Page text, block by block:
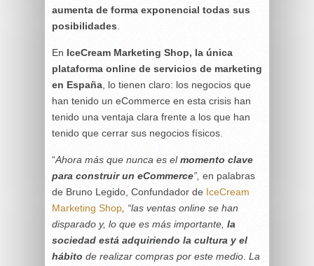
aumenta de forma exponencial todas sus
posibilidades
En IceCream Marketing Shop, la única
plataforma online de servicios de marketing
en España , lo tienen claro: los negocios que
han tenido un eCommerce en esta crisis han
tenido una ventaja clara frente a los que han
tenido que cerrar sus negocios físicos.
“Ahora más que nunca es elmomento clave
para construir un eCommerce”, en palabras
de Bruno Legido, Confundador de IceCream
Marketing Shop , “las ventas online se han
disparado y, lo que es más importante, la
sociedad está adquiriendo la cultura y el
hábito de realizar compras por este medio La